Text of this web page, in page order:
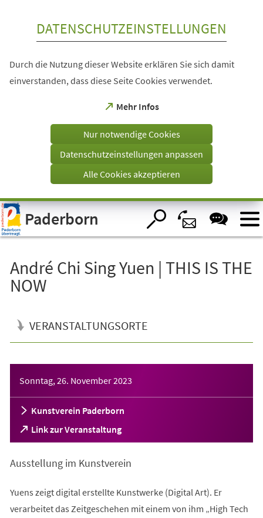
Visuelle
Assistenzsoftware
öffnen.
DATENSCHUTZEINSTELLUNGEN
Durch die Nutzung dieser Website erklären Sie sich damit
einverstanden, dass diese Seite Cookies verwendet.
Mehr Infos
(Öffnet
einem
Tab)
Nur notwendige Cookies
Datenschutzeinstellungen anpassen
Alle Cookies akzeptieren
Paderborn
André Chi Sing Yuen | THIS IS THE
NOW
VERANSTALTUNGSORTE
Sonntag, 26. November 2023
Kunstverein Paderborn
Link zur Veranstaltung
(Öffnet
in
neuen
Ausstellung im Kunstverein
Yuens zeigt digital erstellte Kunstwerke (Digital Art). Er
verarbeitet das Zeitgeschehen mit einem von ihm „High Tech